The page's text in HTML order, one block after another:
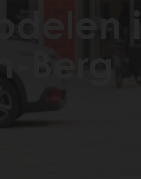
in